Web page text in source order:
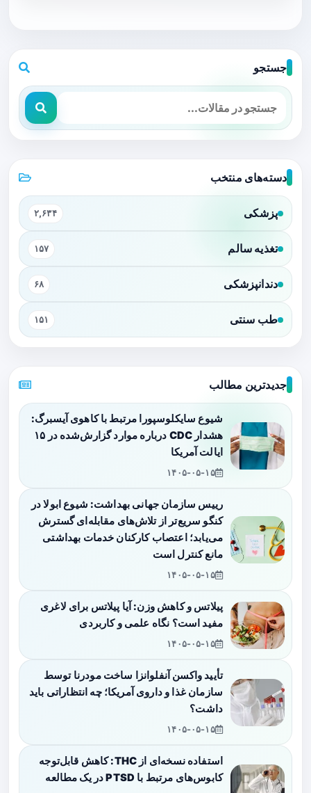
جستجو
دسته‌های منتخب
پزشکی ۲,۶۳۴
تغذیه سالم ۱۵۷
دندانپزشکی ۶۸
طب سنتی ۱۵۱
جدیدترین مطالب
شیوع سایکلوسپورا مرتبط با کاهوی آیسبرگ:
هشدار CDC درباره موارد گزارش‌شده در ۱۵
ایالت آمریکا
۱۴۰۵-۰۵-۱۵
رییس سازمان جهانی بهداشت: شیوع ابولا در
کنگو سریع‌تر از تلاش‌های مقابله‌ای گسترش
می‌یابد؛ اعتصاب کارکنان خدمات بهداشتی
مانع کنترل است
۱۴۰۵-۰۵-۱۵
پیلاتس و کاهش وزن: آیا پیلاتس برای لاغری
مفید است؟ نگاه علمی و کاربردی
۱۴۰۵-۰۵-۱۵
تأیید واکسن آنفلوانزا ساخت مودرنا توسط
سازمان غذا و داروی آمریکا؛ چه انتظاراتی باید
داشت؟
۱۴۰۵-۰۵-۱۵
استفاده نسخه‌ای از THC: کاهش قابل‌توجه
کابوس‌های مرتبط با PTSD در یک مطالعه